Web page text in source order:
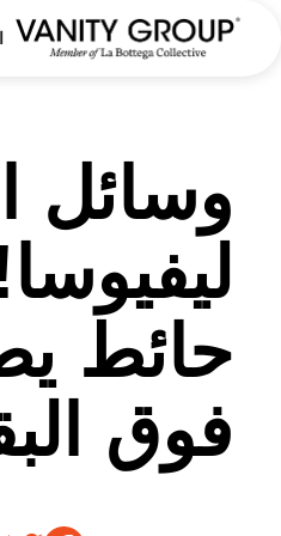
وسائل
حائط
فوق